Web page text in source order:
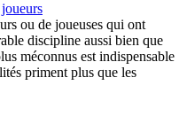
ou de joueuses qui ont
discipline aussi bien que
méconnus est indispensable
priment plus que les